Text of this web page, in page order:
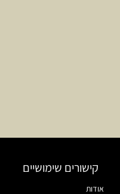
קישורים שימושיים
אודות